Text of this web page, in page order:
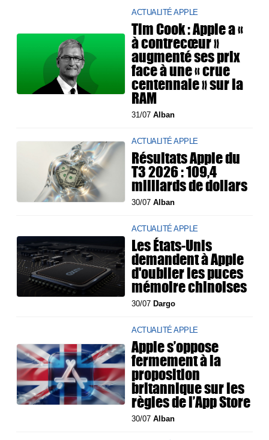
ACTUALITÉ APPLE
Tim Cook : Apple a «
à contrecœur »
augmenté ses prix
face à une « crue
centennale » sur la
RAM
31/07Alban
ACTUALITÉ APPLE
Résultats Apple du
T3 2026 : 109,4
milliards de dollars
30/07Alban
ACTUALITÉ APPLE
Les États-Unis
demandent à Apple
d'oublier les puces
mémoire chinoises
30/07 Dargo
ACTUALITÉ APPLE
Apple s’oppose
fermement à la
proposition
britannique sur les
règles de l’App Store
30/07Alban